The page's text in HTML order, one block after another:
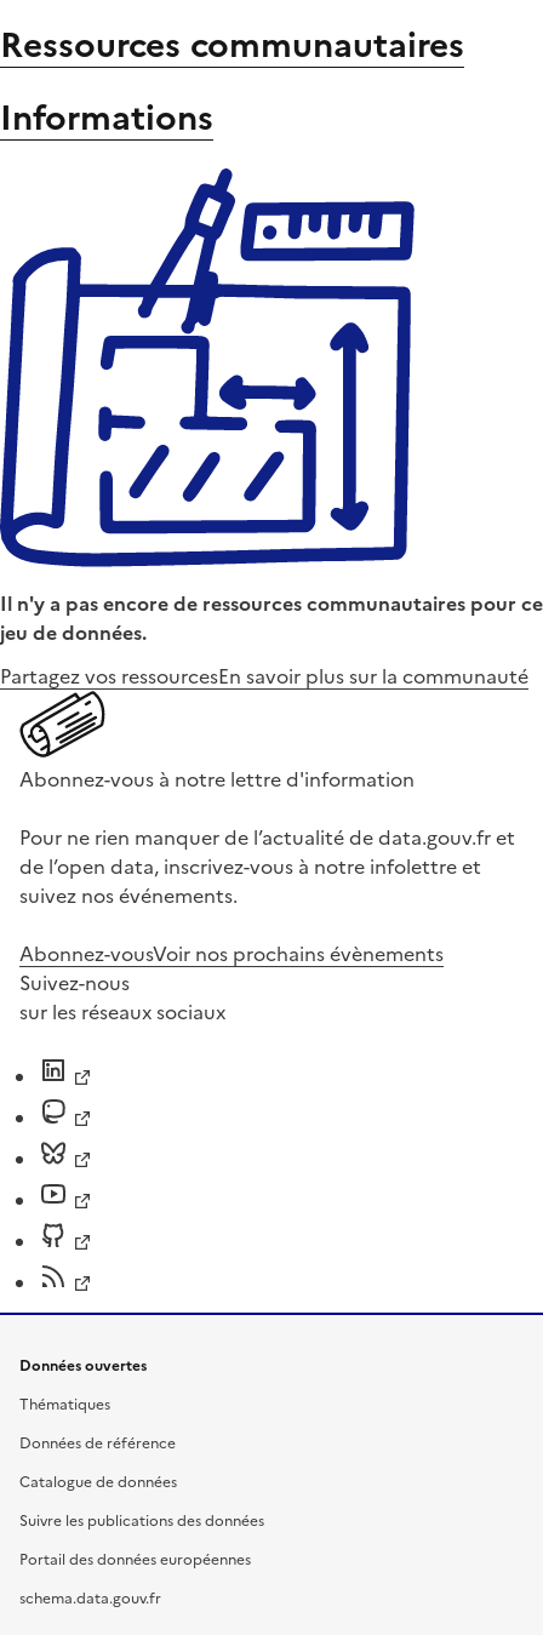
Ressources communautaires
Informations
Il n'y a pas encore de ressources communautaires pour ce
jeu de données.
Partagez vos ressourcesEn savoir plus sur la communauté
Abonnez-vous à notre lettre d'information
Pour ne rien manquer de l’actualité de data.gouv.fr et
de l’open data, inscrivez-vous à notre infolettre et
suivez nos événements.
Abonnez-vousVoir nos prochains évènements
Suivez-nous
sur les réseaux sociaux
Données ouvertes
Thématiques
Données de référence
Catalogue de données
Suivre les publications des données
Portail des données européennes
schema.data.gouv.fr